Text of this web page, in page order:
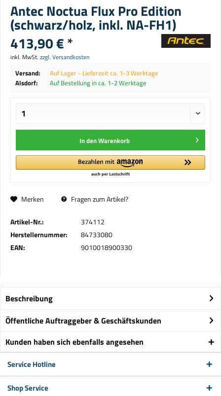
Antec Noctua Flux Pro Edition
(schwarz/holz, inkl. NA-FH1)
413,90 € *
inkl. MwSt. zzgl. Versandkosten
Versand:
Auf Lager - Lieferzeit ca. 1-3 Werktage
Alsdorf:
Auf Bestellung in ca. 1-2 Werktage
In denWarenkorb
Merken Fragen zum Artikel?
Artikel-Nr.:
374112
Herstellernummer:
84733080
EAN:
9010018900330
Beschreibung
Öffentliche Auftraggeber & Geschäftskunden
Kunden haben sich ebenfalls angesehen
Service Hotline
Shop Service